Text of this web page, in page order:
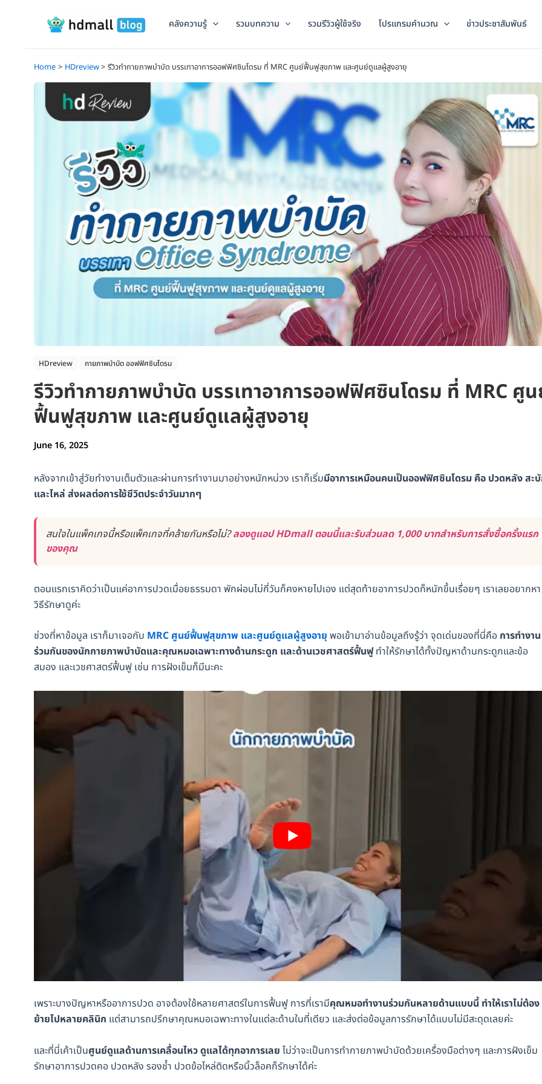
คลังความรู้ รวมบทความ รวมรีวิวผู้ใช้จริง โปรแกรมคำนวณ ข่าวประชาสัมพันธ์
Home HDreview รีวิวทำกายภาพบำบัด บรรเทาอาการออฟฟิศซินโดรม ที่ MRC ศูนย์ฟื้นฟูสุขภาพ และศูนย์ดูแลผู้สูงอายุ
HDreview กายภาพบำบัด ออฟฟิศซินโดรม
รีวิวทำกายภาพบำบัด บรรเทาอาการออฟฟิศซินโดรม ที่ MRC ศู
ฟื้นฟูสุขภาพ และศูนย์ดูแลผู้สูงอายุ
June 16, 2025
หลังจากเข้าสู่วัยทำงานเต็มตัวและผ่านการทำงานมาอย่างหนักหน่วง เราก็เริ่มมีอาการเหมือนคนเป็นออฟฟิศซินโดรม คือ ปวดหลัง สะ
และไหล่ ส่งผลต่อการใช้ชีวิตประจำวันมากๆ
สนใจในแพ็คเกจนี้หรือแพ็คเกจที่คล้ายกันหรือไม่?ลองดูแอป HDmall ตอนนี้และรับส่วนลด 1,000 บาทสำหรับการสั่งซื้อครั้งแรก
ของคุณ
ตอนแรกเราคิดว่าเป็นแค่อาการปวดเมื่อยธรรมดา พักผ่อนไม่กี่วันก็คงหายไปเอง แต่สุดท้ายอาการปวดก็หนักขึ้นเรื่อยๆ เราเลยอยากหา
วิธีรักษาดูค่ะ
ช่วงที่หาข้อมูล เราก็มาเจอกับ MRC ศูนย์ฟื้นฟูสุขภาพ และศูนย์ดูแลผู้สูงอายุ พอเข้ามาอ่านข้อมูลถึงรู้ว่า จุดเด่นของที่นี่คือ การทำงาน
ร่วมกันของนักกายภาพบำบัดและคุณหมอเฉพาะทางด้านกระดูก และด้านเวชศาสตร์ฟื้นฟูทำให้รักษาได้ทั้งปัญหาด้านกระดูกและข้อ
สมอง และเวชศาสตร์ฟื้นฟู เช่น การฝังเข็มก็มีนะคะ
เพราะบางปัญหาหรืออาการปวด อาจต้องใช้หลายศาสตร์ในการฟื้นฟู การที่เรามีคุณหมอทำงานร่วมกันหลายด้านแบบนี้ ทำให้เราไม่ต้อง
ย้ายไปหลายคลินิก แต่สามารถปรึกษาคุณหมอเฉพาะทางในแต่ละด้านในที่เดียว และส่งต่อข้อมูลการรักษาได้แบบไม่มีสะดุดเลยค่ะ
และที่นี่เค้าเป็นศูนย์ดูแลด้านการเคลื่อนไหว ดูแลได้ทุกอาการเลย ไม่ว่าจะเป็นการทำกายภาพบำบัดด้วยเครื่องมือต่างๆ และการฝังเข็ม
รักษาอาการปวดคอ ปวดหลัง รองช้ำ ปวดข้อไหล่ติดหรือนิ้วล็อคก็รักษาได้ค่ะ